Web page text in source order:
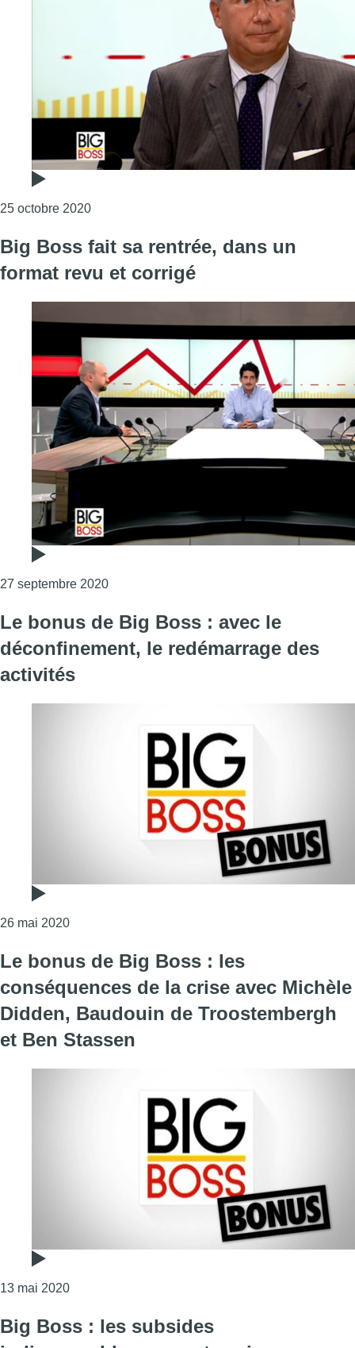
25 octobre 2020Consulter l'article "Découvrez Serge Fautré,
Big Boss fait sa rentrée, dans un
format revu et corrigé
27 septembre 2020Consulter l'article "Big Boss fait sa rentrée,
Le bonus de Big Boss : avec le
déconfinement, le redémarrage des
activités
26 mai 2020Consulter l'article "Le bonus de Big Boss : avec
Le bonus de Big Boss : les
conséquences de la crise avec Michèle
Didden, Baudouin de Troostembergh
et Ben Stassen
13 mai 2020Consulter l'article "Le bonus de Big Boss : les
Big Boss : les subsides